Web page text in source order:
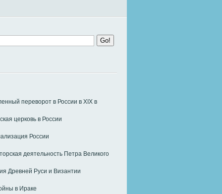
переворот в России в ХIХ в
церковь в России
России
деятельность Петра Великого
Древней Руси и Византии
в Ираке